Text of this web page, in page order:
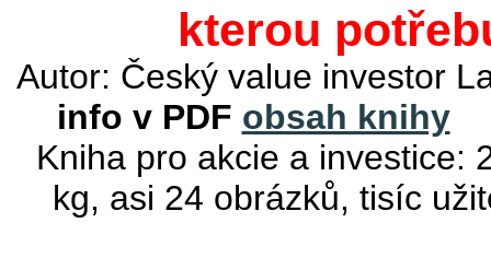
kterou
Autor: Český value investor
info v PDF obsah knihy
Kniha pro akcie a investice:
kg, asi 24 obrázků, tisíc